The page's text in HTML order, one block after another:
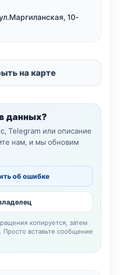
10-
на карте
данных?
Telegram или описание
нам, и мы обновим
об ошибке
копируется, затем
Просто вставьте сообщение